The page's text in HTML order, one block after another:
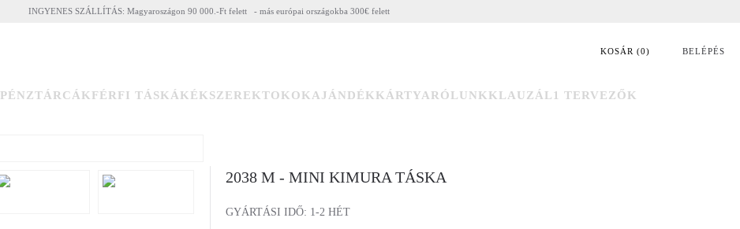
INGYENES SZÁLLÍTÁS: Magyaroszágon 90 000.-Ft felett - más európai országokba 300€ felett
KOSÁR (0) BELÉPÉS
PÉNZTÁRCÁK FÉRFI TÁSKÁK ÉKSZEREKTOKOK AJÁNDÉKKÁRTYARÓLUNK KLAUZÁL1 TERVEZŐK
2038 M - MINI KIMURA TÁSKA
GYÁRTÁSI IDŐ: 1-2 HÉT